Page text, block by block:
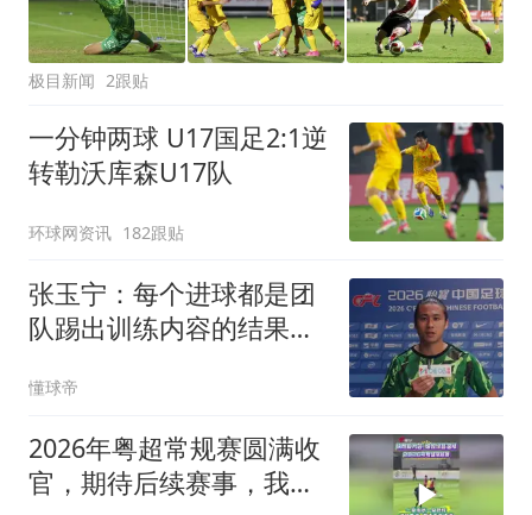
极目新闻 2跟贴
一分钟两球 U17国足2:1逆
转勒沃库森U17队
环球网资讯 182跟贴
张玉宁：每个进球都是团
队踢出训练内容的结果，
懂球帝
2026年粤超常规赛圆满收
官，期待后续赛事，我们